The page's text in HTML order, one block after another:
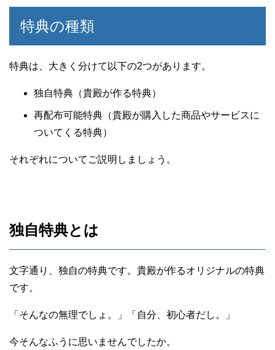
特典の種類
特典は、大きく分けて以下の2つがあります。
独自特典（貴殿が作る特典）
再配布可能特典（貴殿が購入した商品やサービスに
ついてくる特典）
それぞれについてご説明しましょう。
独自特典とは
文字通り、独自の特典です。貴殿が作るオリジナルの特典
です。
「そんなの無理でしょ。」「自分、初心者だし。」
今そんなふうに思いませんでしたか。